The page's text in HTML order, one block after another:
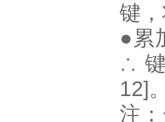
键
●累
∴
12]
注